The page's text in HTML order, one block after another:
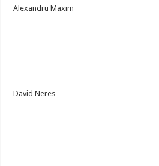
Alexandru Maxim
David Neres